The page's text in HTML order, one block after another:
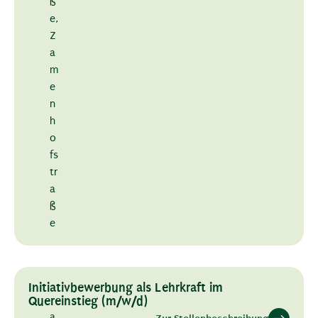
e,
Z
a
m
e
n
h
o
fs
tr
a
ß
e
Initiativbewerbung als Lehrkraft im
Quereinstieg (m/w/d)